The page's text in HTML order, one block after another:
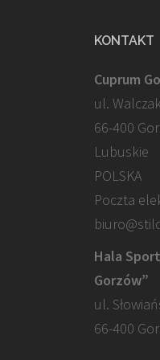
KONTAKT
Cuprum
ul.
66-400
Lubuskie
POLSKA
Poczta
Hala
Gorzów”
ul.
66-400